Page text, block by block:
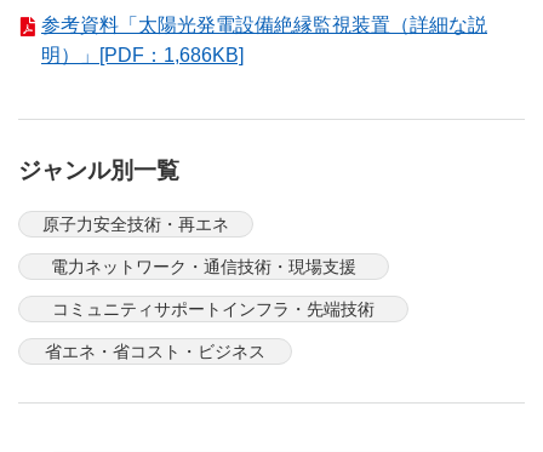
参考資料「太陽光発電設備絶縁監視装置（詳細な説
明）」[PDF：1,686KB]
ジャンル別一覧
原子力安全技術・再エネ
電力ネットワーク・通信技術・現場支援
コミュニティサポートインフラ・先端技術
省エネ・省コスト・ビジネス